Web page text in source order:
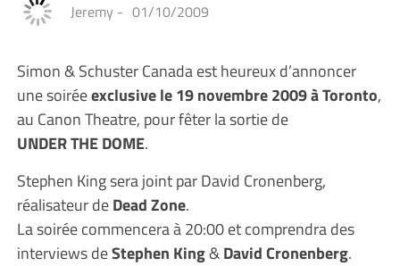
Jeremy - 01/10/2009
Simon & Schuster Canada est heureux d’annoncer
une soiréeexclusive le 19 novembre 2009 à Toronto,
au Canon Theatre, pour fêter la sortie de
UNDER THE DOME.
Stephen King sera joint par David Cronenberg,
réalisateur deDead Zone.
La soirée commencera à 20:00 et comprendra des
interviews deStephen King&David Cronenberg.